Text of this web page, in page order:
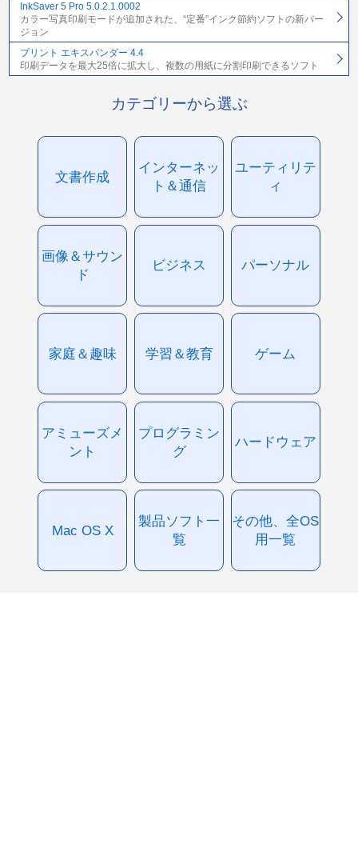
InkSaver 5 Pro 5.0.2.1.0002
カラー写真印刷モードが追加された、“定番”インク節約ソフトの新バー
ジョン
プリント エキスパンダー 4.4
印刷データを最大25倍に拡大し、複数の用紙に分割印刷できるソフト
カテゴリーから選ぶ
文書作成
インターネッ
ト＆通信
ユーティリテ
ィ
画像＆サウン
ド
ビジネス パーソナル
家庭＆趣味 学習＆教育 ゲーム
アミューズメ
ント
プログラミン
グ
ハードウェア
Mac OS X
製品ソフト一
覧
その他、全OS
用一覧